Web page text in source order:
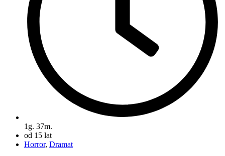
1g. 37m.
od 15 lat
Horror, Dramat